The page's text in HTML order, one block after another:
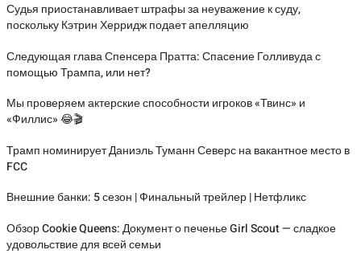
Судья приостанавливает штрафы за неуважение к суду,
поскольку Кэтрин Херридж подает апелляцию
Следующая глава Спенсера Пратта: Спасение Голливуда с
помощью Трампа, или нет?
Мы проверяем актерские способности игроков «Твинс» и
«Филлис» 😂🎬
Трамп номинирует Даниэль Туманн Северс на вакантное место в
FCC
Внешние банки: 5 сезон | Финальный трейлер | Нетфликс
Обзор Cookie Queens: Документ о печенье Girl Scout — сладкое
удовольствие для всей семьи